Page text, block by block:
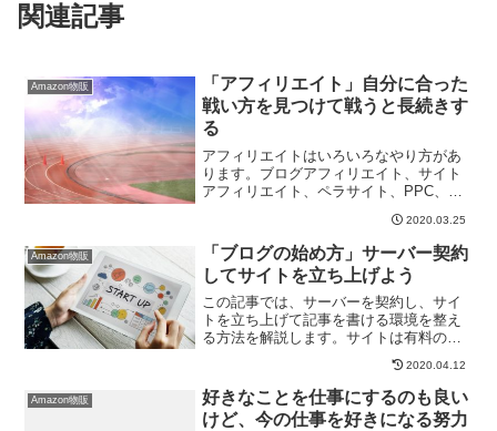
関連記事
Amazon物販
「アフィリエイト」自分に合った
戦い方を見つけて戦うと長続きす
る
アフィリエイトはいろいろなやり方があ
ります。ブログアフィリエイト、サイト
アフィリエイト、ペラサイト、PPC、メ
ィリエイトといってもいろんな種類があ
ります。いろんな種類があるということ
は、自分に合った戦...
2020.03.25
Amazon物販
「ブログの始め方」サーバー契約
してサイトを立ち上げよう
この記事では、サーバーを契約し、サイ
トを立ち上げて記事を書ける環境を整え
る方法を解説します。サイトは有料のワ
ードプレスを使います。そのため、サー
バーやドメインを有料で取得する必要が
あります。有料と言っても月々千数百円
のお金がかかるくらいで、...
2020.04.12
Amazon物販
好きなことを仕事にするのも良い
けど、今の仕事を好きになる努力